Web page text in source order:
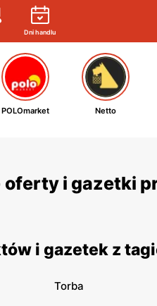
Dni handlu
POLOmarket Netto
i gazetki
i gazetek z
Torba